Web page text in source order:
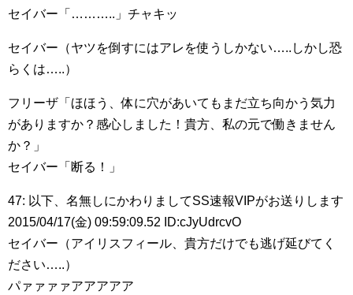
セイバー「………..」チャキッ
セイバー（ヤツを倒すにはアレを使うしかない…..しかし恐
らくは…..）
フリーザ「ほほう、体に穴があいてもまだ立ち向かう気力
がありますか？感心しました！貴方、私の元で働きません
か？」
セイバー「断る！」
47: 以下、名無しにかわりましてSS速報VIPがお送りします
2015/04/17(金) 09:59:09.52 ID:cJyUdrcvO
セイバー（アイリスフィール、貴方だけでも逃げ延びてく
ださい…..）
パァァァァアアアアア